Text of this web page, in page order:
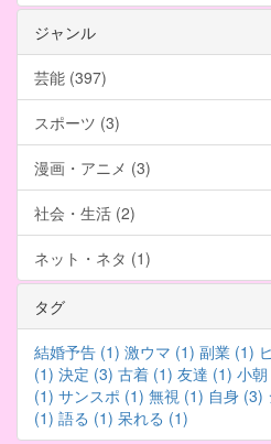
ジャンル
芸能 (397)
スポーツ (3)
漫画・アニメ (3)
社会・生活 (2)
ネット・ネタ (1)
タグ
結婚予告 (1) 激ウマ (1) 副業 (1)
(1) 決定 (3) 古着 (1) 友達 (1) 小
(1) サンスポ (1) 無視 (1) 自身 (3)
(1) 語る (1) 呆れる (1)